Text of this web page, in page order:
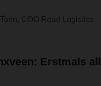
COO Road Logistics
Erstmals